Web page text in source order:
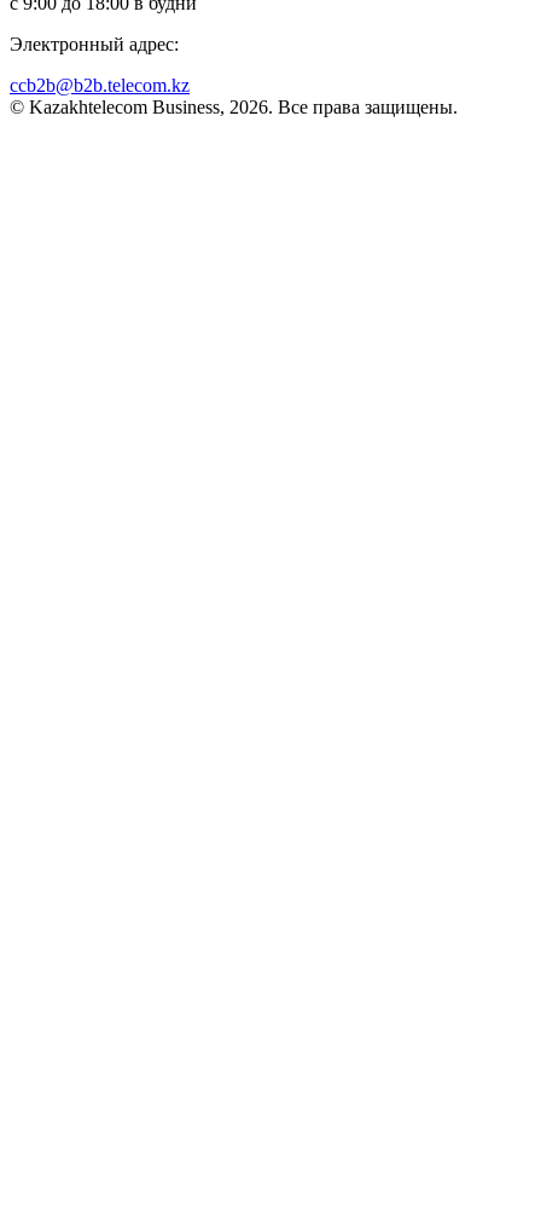
Электронный адрес:
ccb2b@b2b.telecom.kz
© Kazakhtelecom Business, 2026. Все права защищены.